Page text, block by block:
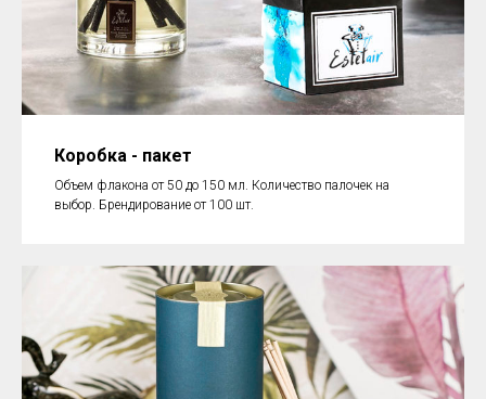
Коробка - пакет
Объем флакона от 50 до 150 мл. Количество палочек на
выбор. Брендирование от 100 шт.